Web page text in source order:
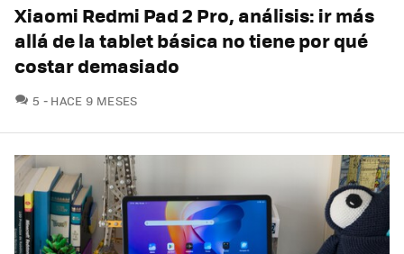
Xiaomi Redmi Pad 2 Pro, análisis: ir más
allá de la tablet básica no tiene por qué
costar demasiado
5 COMENTARIOS
HACE 9 MESES